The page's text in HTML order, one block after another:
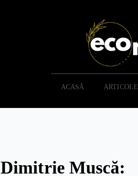
ACASĂ ARTICOLE
Dimitrie Muscă: